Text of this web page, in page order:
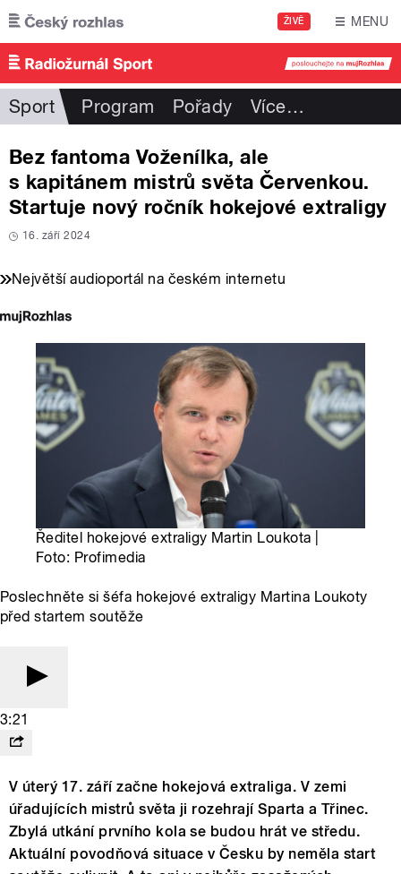
Přejít k hlavnímu obsahu
ŽIVĚ MENU
Sport Program Pořady Více…
Bez fantoma Voženílka, ale
s kapitánem mistrů světa Červenkou.
Startuje nový ročník hokejové extraligy
16. září 2024
Největší audioportál na českém internetu
Ředitel hokejové extraligy Martin Loukota |
Foto: Profimedia
Poslechněte si šéfa hokejové extraligy Martina Loukoty
před startem soutěže
3:21
V úterý 17. září začne hokejová extraliga. V zemi
úřadujících mistrů světa ji rozehrají Sparta a Třinec.
Zbylá utkání prvního kola se budou hrát ve středu.
Aktuální povodňová situace v Česku by neměla start